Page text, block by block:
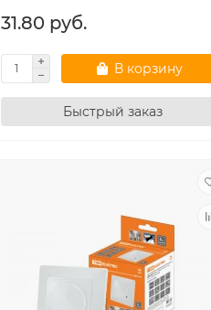
31.80 руб.
В корзину
Быстрый заказ